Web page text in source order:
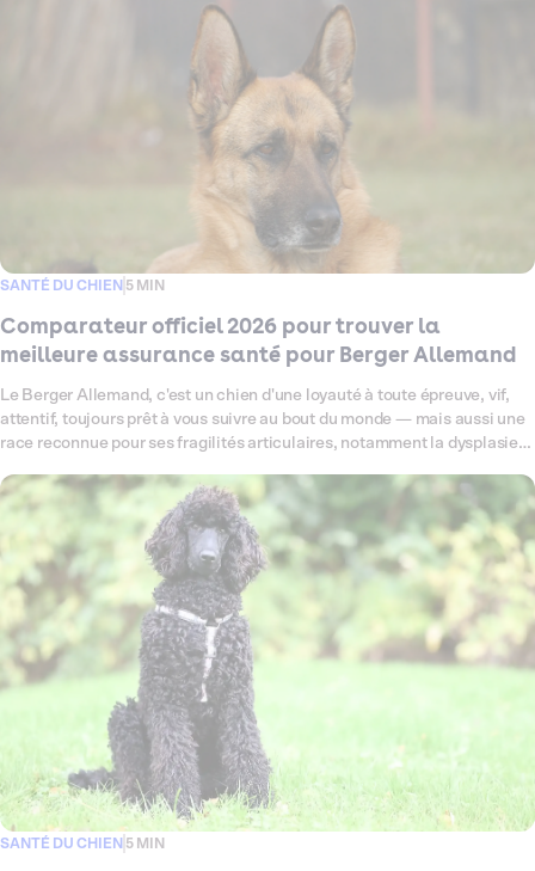
SANTÉ DU CHIEN 5 MIN
Comparateur officiel 2026 pour trouver la
meilleure assurance santé pour Berger Allemand
Le Berger Allemand, c'est un chien d'une loyauté à toute épreuve, vif,
attentif, toujours prêt à vous suivre au bout du monde — mais aussi une
race reconnue pour ses fragilités articulaires, notamment la dysplasie
2026 sur toutes les offres d'assurance santé disponibles pour votre
Berger Allemand, pour vous aider à trouver celle qui lui correspond
vraiment. Garanties, tarifs, exclusions : on décrypte tout, sans jargon,
pour que vous puissiez choisir sereinement.
SANTÉ DU CHIEN 5 MIN